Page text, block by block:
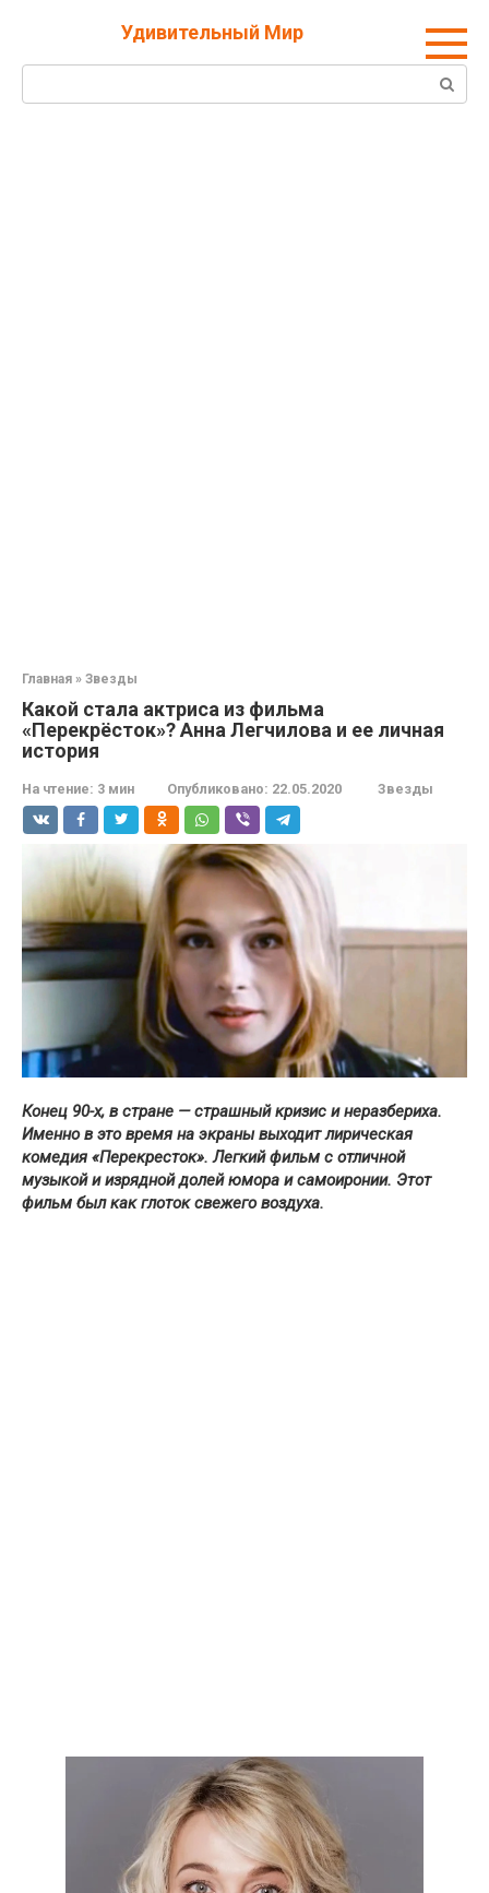
Удивительный Мир
Поиск:
Главная » Звезды
Какой стала актриса из фильма
«Перекрёсток»? Анна Легчилова и ее личная
история
На чтение: 3 мин Опубликовано: 22.05.2020 Звезды
Конец 90-х, в стране — страшный кризис и неразбериха.
Именно в это время на экраны выходит лирическая
комедия «Перекресток». Легкий фильм с отличной
музыкой и изрядной долей юмора и самоиронии. Этот
фильм был как глоток свежего воздуха.